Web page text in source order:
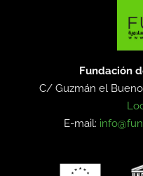
Fundación
C/ Guzmán el
E-mail: